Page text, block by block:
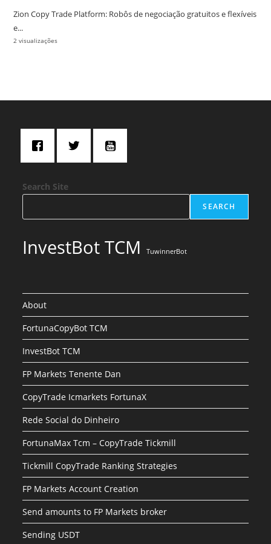
Zion Copy Trade Platform: Robôs de negociação gratuitos e flexíveis
e...
2 visualizações
Search Site
SEARCH
InvestBot TCM TuwinnerBot
About
FortunaCopyBot TCM
InvestBot TCM
FP Markets Tenente Dan
CopyTrade Icmarkets FortunaX
Rede Social do Dinheiro
FortunaMax Tcm – CopyTrade Tickmill
Tickmill CopyTrade Ranking Strategies
FP Markets Account Creation
Send amounts to FP Markets broker
Sending USDT